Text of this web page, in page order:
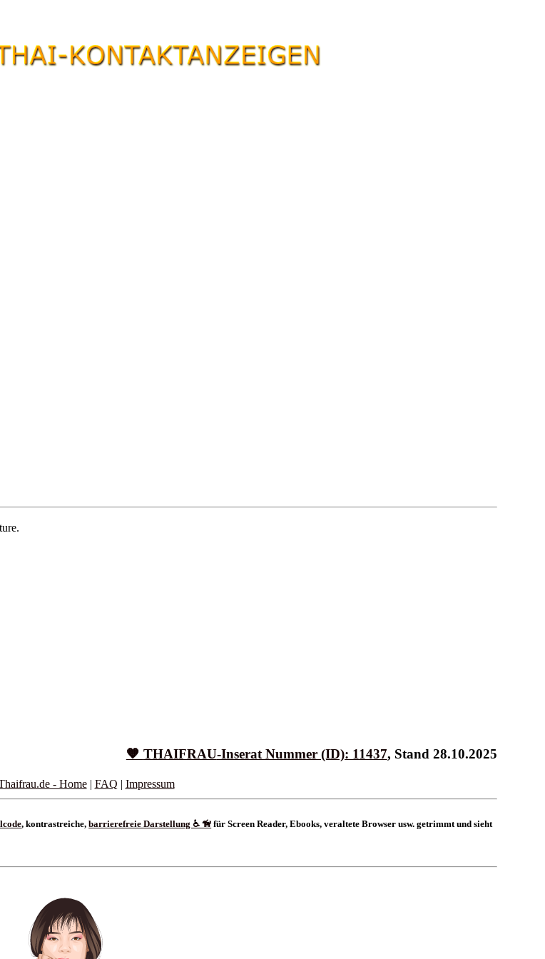
🧡 THAIFRAU-Inserat Nummer (ID): 11437, Stand 28.10.2025
- Home| FAQ | Impressum
, kontrastreiche,barrierefreie Darstellung ♿ 🦮 für Screen Reader, Ebooks, veraltete Browser usw. getrimmt und sieht